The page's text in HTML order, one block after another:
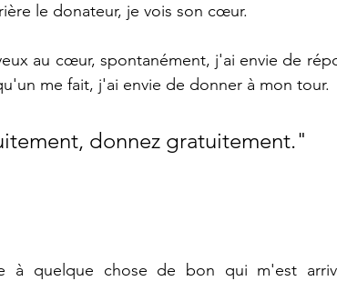
le donateur, je vois son cœur.
au cœur, spontanément, j'ai envie de
me fait, j'ai envie de donner à mon tour.
donnez gratuitement."
à quelque chose de bon qui m'est